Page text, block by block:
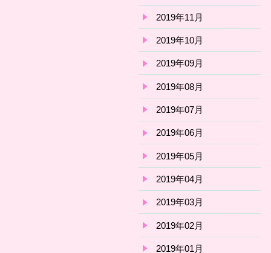
2019年11月
2019年10月
2019年09月
2019年08月
2019年07月
2019年06月
2019年05月
2019年04月
2019年03月
2019年02月
2019年01月